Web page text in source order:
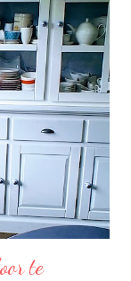
Het bevat
Omega's 3
het lichaam niet
van een
Dieetolie geeft
van de
toepassing
te